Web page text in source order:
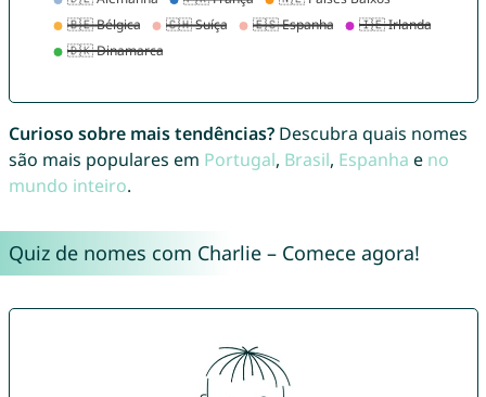
Curioso sobre mais tendências?Descubra quais nomes
são mais populares em Portugal, Brasil, Espanha e no
mundo inteiro.
Quiz de nomes com Charlie – Comece agora!